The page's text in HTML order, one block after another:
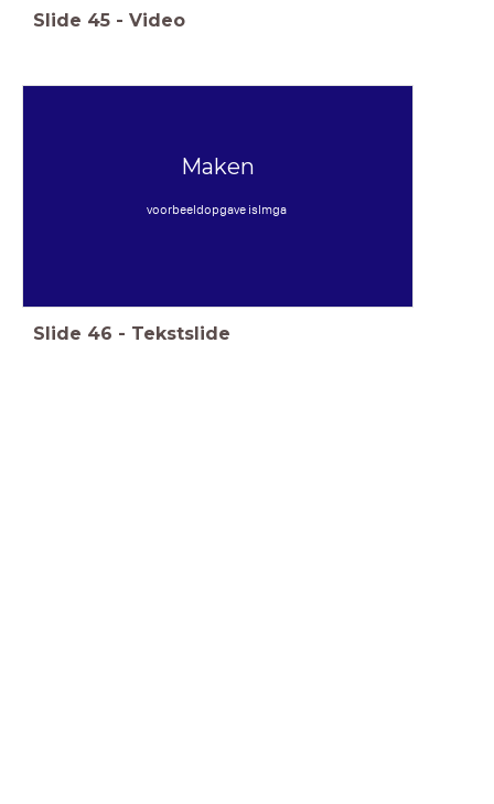
Slide 45 - Video
Maken
voorbeeldopgave islmga
Slide 46 - Tekstslide